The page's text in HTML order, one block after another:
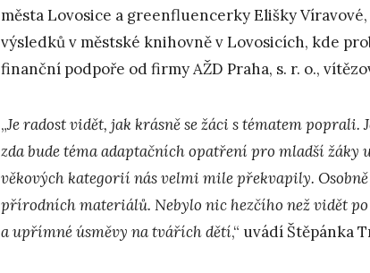
města Lovosice a greenfluencerky Elišky
výsledků v městské knihovně v Lovosicích, kde
finanční podpoře od firmy AŽD Praha, s. r. o.,
„Je radost vidět, jak krásně se žáci s tématem
zda bude téma adaptačních opatření pro mladší
věkových kategorií nás velmi mile překvapily.
přírodních materiálů. Nebylo nic hezčího než vidět
a upřímné úsměvy na tvářích dětí,“ uvádí Štěpánka